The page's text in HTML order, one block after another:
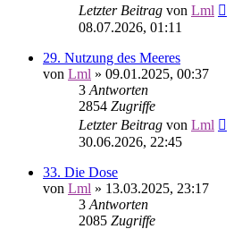
Letzter Beitrag von Lml
08.07.2026, 01:11
29. Nutzung des Meeres
von Lml » 09.01.2025, 00:37
3 Antworten
2854 Zugriffe
Letzter Beitrag von Lml
30.06.2026, 22:45
33. Die Dose
von Lml » 13.03.2025, 23:17
3 Antworten
2085 Zugriffe